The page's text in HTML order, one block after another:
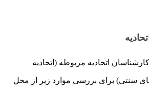
اتحادیه مربوطه (اتحادیه
سنتی) برای بررسی موارد زیر از محل